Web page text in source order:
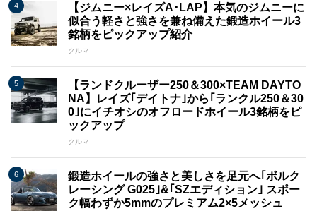
【ジムニー×レイズA･LAP】本気のジムニーに
似合う軽さと強さを兼ね備えた鍛造ホイール3
銘柄をピックアップ紹介
クルマ
【ランドクルーザー250＆300×TEAM DAYTO
NA】レイズ｢デイトナ｣から｢ランクル250＆30
0｣にイチオシのオフロードホイール3銘柄をピ
ックアップ
クルマ
鍛造ホイールの強さと美しさを足元へ｢ボルク
レーシング G025｣&｢SZエディション｣ スポー
ク幅わずか5mmのプレミアム2×5メッシュ